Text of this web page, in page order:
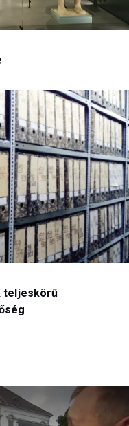
teljeskörű